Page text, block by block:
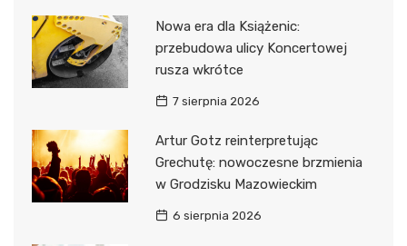
Nowa era dla Książenic:
przebudowa ulicy Koncertowej
rusza wkrótce
7 sierpnia 2026
Artur Gotz reinterpretując
Grechutę: nowoczesne brzmienia
w Grodzisku Mazowieckim
6 sierpnia 2026